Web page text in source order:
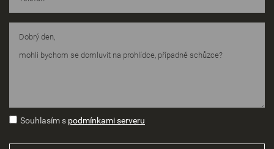
Souhlasím s podmínkami serveru